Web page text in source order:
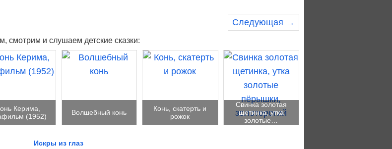
Следующая →
смотрим и слушаем детские сказки:
Керима,
(1952)
Волшебный конь
Конь, скатерть и
рожок
Свинка золотая
щетинка, утка
золотые…
Искры из глаз